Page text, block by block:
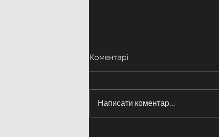
Коментарі
Написати коментар...